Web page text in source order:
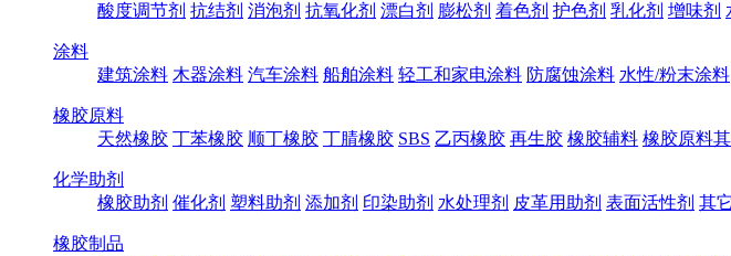
酸度调节剂 抗结剂 消泡剂 抗氧化剂 漂白剂 膨松剂 着色剂 护色剂 乳化剂 增味剂
涂料
建筑涂料 木器涂料 汽车涂料 船舶涂料 轻工和家电涂料 防腐蚀涂料 水性/粉末涂料
橡胶原料
天然橡胶 丁苯橡胶 顺丁橡胶 丁腈橡胶 SBS 乙丙橡胶 再生胶 橡胶辅料 橡胶原料
化学助剂
橡胶助剂 催化剂 塑料助剂 添加剂 印染助剂 水处理剂 皮革用助剂 表面活性剂 其
橡胶制品